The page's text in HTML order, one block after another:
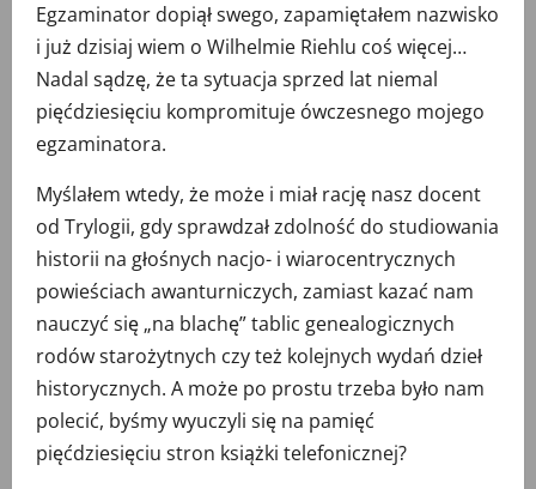
Egzaminator dopiął swego, zapamiętałem nazwisko
i już dzisiaj wiem o Wilhelmie Riehlu coś więcej…
Nadal sądzę, że ta sytuacja sprzed lat niemal
pięćdziesięciu kompromituje ówczesnego mojego
egzaminatora.
Myślałem wtedy, że może i miał rację nasz docent
od Trylogii, gdy sprawdzał zdolność do studiowania
historii na głośnych nacjo- i wiarocentrycznych
powieściach awanturniczych, zamiast kazać nam
nauczyć się „na blachę” tablic genealogicznych
rodów starożytnych czy też kolejnych wydań dzieł
historycznych. A może po prostu trzeba było nam
polecić, byśmy wyuczyli się na pamięć
pięćdziesięciu stron książki telefonicznej?